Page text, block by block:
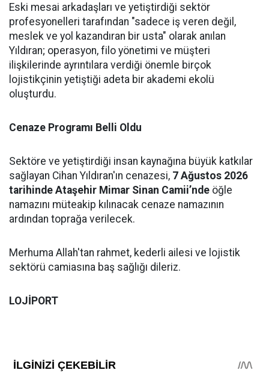
Eski mesai arkadaşları ve yetiştirdiği sektör
profesyonelleri tarafından "sadece iş veren değil,
meslek ve yol kazandıran bir usta" olarak anılan
Yıldıran; operasyon, filo yönetimi ve müşteri
ilişkilerinde ayrıntılara verdiği önemle birçok
lojistikçinin yetiştiği adeta bir akademi ekolü
oluşturdu.
Cenaze Programı Belli Oldu
Sektöre ve yetiştirdiği insan kaynağına büyük katkılar
sağlayan Cihan Yıldıran'ın cenazesi, 7 Ağustos 2026
tarihinde Ataşehir Mimar Sinan Camii’nde öğle
namazını müteakip kılınacak cenaze namazının
ardından toprağa verilecek.
Merhuma Allah'tan rahmet, kederli ailesi ve lojistik
sektörü camiasına baş sağlığı dileriz.
LOJİPORT